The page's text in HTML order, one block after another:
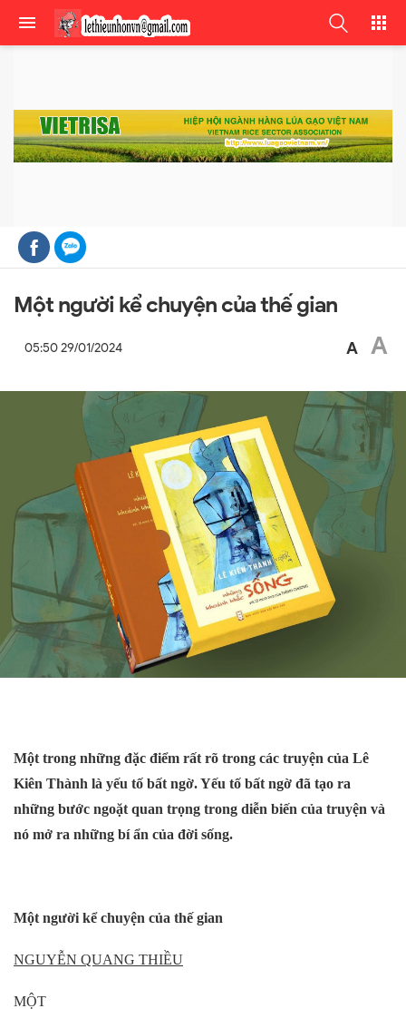
Một người kể chuyện của thế gian
05:50 29/01/2024 A A
Một trong những đặc điểm rất rõ trong các truyện của Lê
Kiên Thành là yếu tố bất ngờ. Yếu tố bất ngờ đã tạo ra
những bước ngoặt quan trọng trong diễn biến của truyện và
nó mở ra những bí ẩn của đời sống.
Một người kể chuyện của thế gian
NGUYỄN QUANG THIỀU
MỘT